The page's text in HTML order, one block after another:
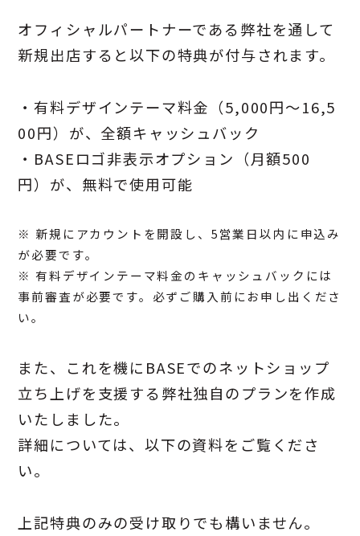
オフィシャルパートナーである弊社を通して
新規出店すると以下の特典が付与されます。
・有料デザインテーマ料金（5,000円～16,5
00円）が、全額キャッシュバック
・BASEロゴ非表示オプション（月額500
円）が、無料で使用可能
※ 新規にアカウントを開設し、5営業日以内に申込み
が必要です。
※ 有料デザインテーマ料金のキャッシュバックには
事前審査が必要です。必ずご購入前にお申し出くださ
い。
また、これを機にBASEでのネットショップ
立ち上げを支援する弊社独自のプランを作成
いたしました。
詳細については、以下の資料をご覧くださ
い。
上記特典のみの受け取りでも構いません。